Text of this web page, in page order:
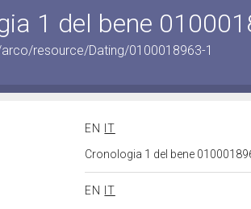
1 del bene
resource/Dating/0100018963-1
EN
IT
Cronologia 1 del bene
EN
IT